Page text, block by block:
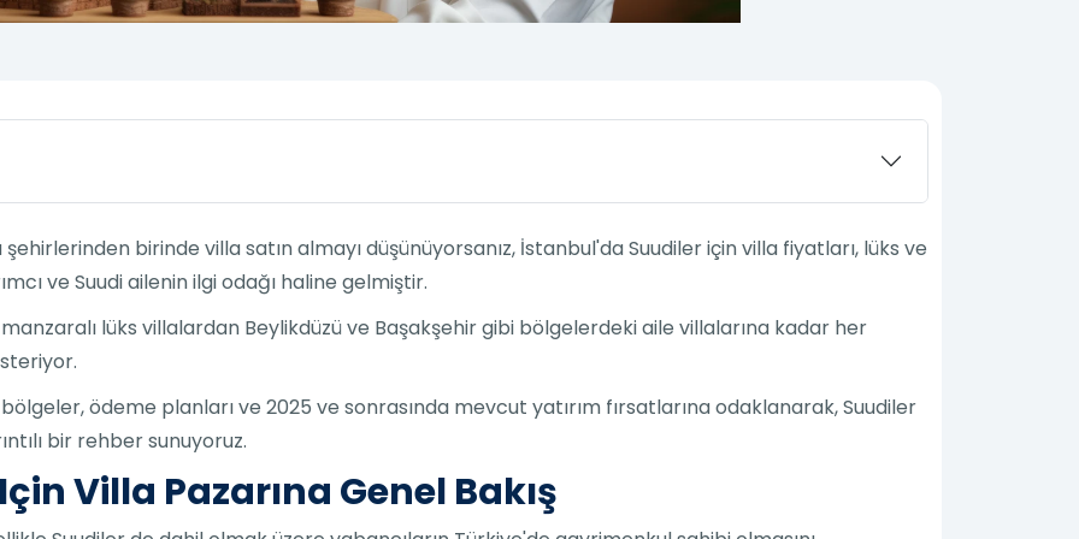
birinde villa satın almayı düşünüyorsanız, İstanbul'da Suudiler için villa fiyatları, lüks ve
ve Suudi ailenin ilgi odağı haline gelmiştir.
lüks villalardan Beylikdüzü ve Başakşehir gibi bölgelerdeki aile villalarına kadar her
ödeme planları ve 2025 ve sonrasında mevcut yatırım fırsatlarına odaklanarak, Suudiler
bir rehber sunuyoruz.
Villa Pazarına Genel Bakış